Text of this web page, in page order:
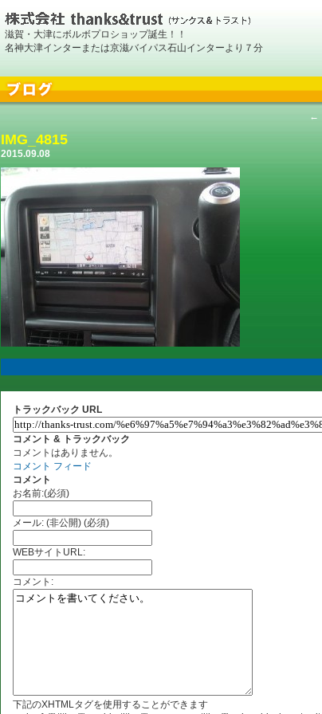
滋賀・大津にボルボプロショップ誕生！！
名神大津インターまたは京滋バイパス石山インターより７分
←
IMG_4815
2015.09.08
トラックバック URL
コメント & トラックバック
コメントはありません。
コメント フィード
コメント
お名前:(必須)
メール: (非公開) (必須)
WEBサイトURL:
コメント:
下記のXHTMLタグを使用することができます